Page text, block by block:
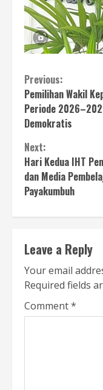
Continue
Reading
Previous:
Pemilihan Wakil
Periode
Demokratis
Next:
Hari Kedua IHT
dan Media
Payakumbuh
Leave a Reply
Your email
Required fields
Comment*